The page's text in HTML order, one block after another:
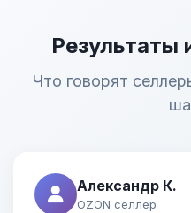
Результаты
Что говорят
Александр К.
OZON селлер